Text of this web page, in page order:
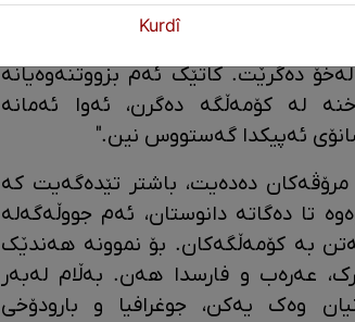
ئەپیکدا گەستووس بەکار دەهێنرێت.
نین، گەستووس چەمکێکە کە جلوبەرگ و
دەگرێت. کاتێک ئەم بزووتنەوەیانە
لە کۆمەڵگە دەگرن، ئەوا ئەمانە
ئەپیکدا گەستووس نین."
مرۆڤەکان دەدەیت، باشتر تێدەگەیت کە
تا دەگاتە دانوستان، ئەم جووڵەگەلە
بە کۆمەڵگەکان. بۆ نموونە هەندێک
عەرەب و فارسدا هەن. بەڵام لەبەر
وەک یەکن، جوغرافیا و بارودۆخی
Kurdî